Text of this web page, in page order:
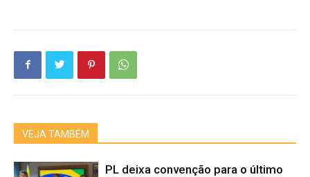
VEJA TAMBÉM
PL deixa convenção para o último